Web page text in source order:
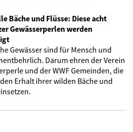
Bäche und Flüsse: Diese acht
Gewässerperlen werden
Gewässer sind für Mensch und
Darum ehren der Verein
und der WWF Gemeinden, die
Erhalt ihrer wilden Bäche und